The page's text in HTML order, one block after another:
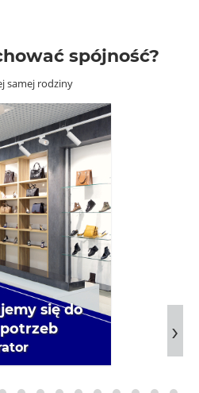
spójność?
samej rodziny
się do